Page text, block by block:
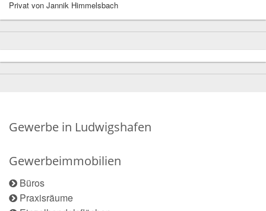
Privat von Jannik Himmelsbach
Gewerbe in Ludwigshafen
Gewerbeimmobilien
Büros
Praxisräume